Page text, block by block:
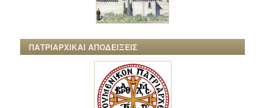
ΠΑΤΡΙΑΡΧΙΚΑΙ ΑΠΟΔΕΙΞΕΙΣ